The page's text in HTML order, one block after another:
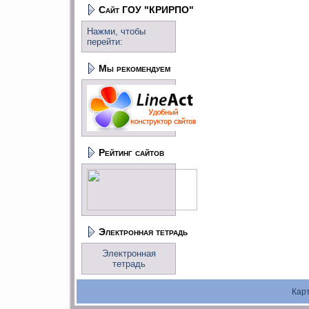
Сайт ГОУ "КРИРПО"
Нажми, чтобы
перейти:
Мы рекомендуем
Рейтинг сайтов
Электронная тетрадь
Электронная
тетрадь